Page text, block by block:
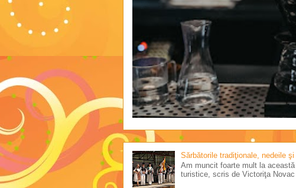
Sărbătorile tradiţionale, nedeile
Am muncit foarte mult la
turistice, scris de Victoriţa